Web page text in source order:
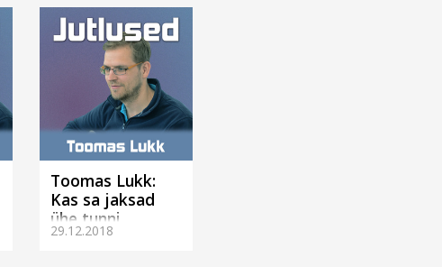
Toomas Lukk:
Kas sa jaksad
ühe tunni
valvata? (Tartus)
29.12.2018